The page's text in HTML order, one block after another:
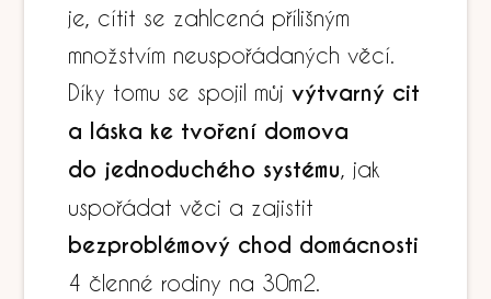
je, cítit se zahlcená přílišným
množstvím neuspořádaných věcí.
Díky tomu se spojil můjvýtvarný cit
a láska ke tvoření domova
do jednoduchého systému , jak
uspořádat věci a zajistit
bezproblémový chod domácnosti
4 členné rodiny na 30m2.